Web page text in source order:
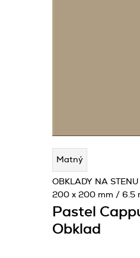
Matný
Pastel
Obklad
OBKLADY NA STENU
200 x 200 mm / 6.5